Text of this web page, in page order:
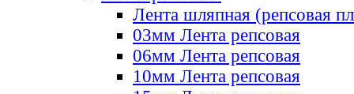
Лента шляпная (репсовая
03мм Лента репсовая
06мм Лента репсовая
10мм Лента репсовая